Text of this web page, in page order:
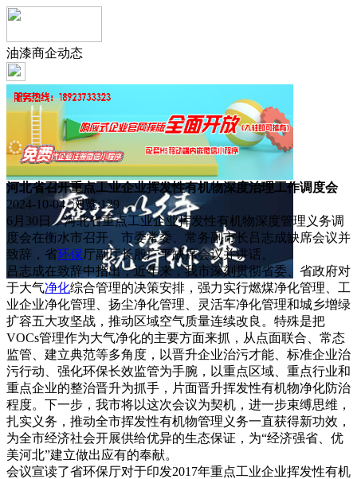
油漆商企动态
河北省召开重点工业企业挥发性有机物深度治理工作调度会
2024-10-04 浏览:129
6月30日，河北省重点工业企业挥发性有机物深度管理义务调
度会在衡水市召开。市委常委、常务副市长吕志成缺席会议并
致辞，省环保厅副厅长殷广平缺席会议并讲话。
吕志成在致辞中指出，近年来，我市深刻贯彻省委、省政府对
于大气净化综合管理的决策安排，强力实行燃煤净化管理、工
业企业净化管理、扬尘净化管理、灵活车净化管理和城乡增绿
扩容五大攻坚战，推动区域空气质量连续改良。特殊是把
VOCs管理作为大气净化的主要方面来抓，从点面联合、常态
监管、建立典范等多角度，以晋升企业治污才能、标准企业治
污行动、强化环保长效监管为手腕，以重点区域、重点行业和
重点企业的整治晋升为抓手，片面晋升挥发性有机物净化防治
程度。下一步，我市将以这次会议为契机，进一步束缚思维，
扎实义务，推动全市挥发性有机物管理义务一直获得新功效，
为全市经济社会开展供给优异的生态保证，为“经济强省、优
美河北”建立做出应有的奉献。
会议宣读了省环保厅对于印发2017年重点工业企业挥发性有机